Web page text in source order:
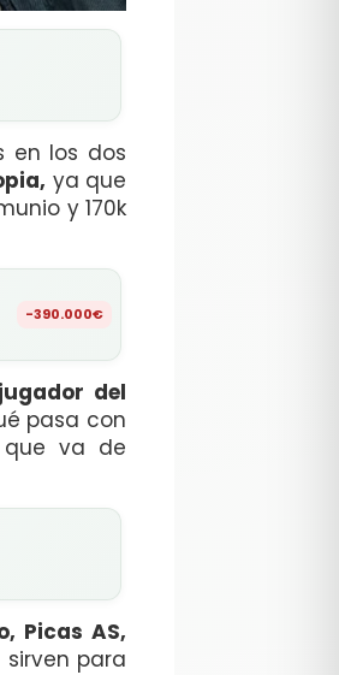
en los dos
ya que
y 170k
-390.000€
del
pasa con
va de
Picas AS,
sirven para